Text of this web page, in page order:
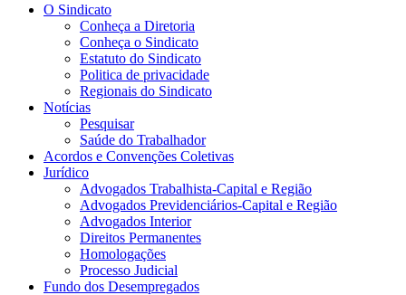
O Sindicato
Conheça a Diretoria
Conheça o Sindicato
Estatuto do Sindicato
Politica de privacidade
Regionais do Sindicato
Notícias
Pesquisar
Saúde do Trabalhador
Acordos e Convenções Coletivas
Jurídico
Advogados Trabalhista-Capital e Região
Advogados Previdenciários-Capital e Região
Advogados Interior
Direitos Permanentes
Homologações
Processo Judicial
Fundo dos Desempregados